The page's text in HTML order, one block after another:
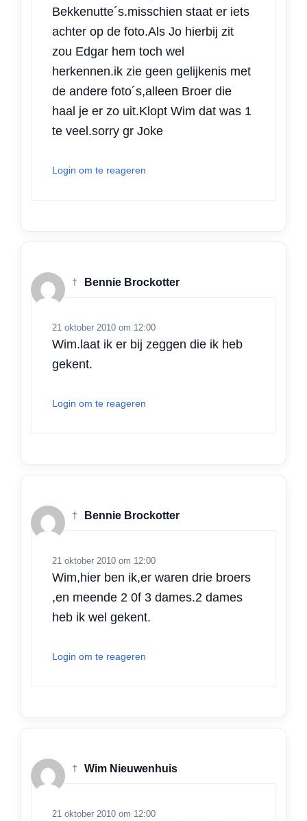
Bekkenutte´s.misschien staat er iets
achter op de foto.Als Jo hierbij zit
zou Edgar hem toch wel
herkennen.ik zie geen gelijkenis met
de andere foto´s,alleen Broer die
haal je er zo uit.Klopt Wim dat was 1
te veel.sorry gr Joke
Login om te reageren
† Bennie Brockotter
21 oktober 2010 om 12:00
Wim.laat ik er bij zeggen die ik heb
gekent.
Login om te reageren
† Bennie Brockotter
21 oktober 2010 om 12:00
Wim,hier ben ik,er waren drie broers
,en meende 2 0f 3 dames.2 dames
heb ik wel gekent.
Login om te reageren
† Wim Nieuwenhuis
21 oktober 2010 om 12:00